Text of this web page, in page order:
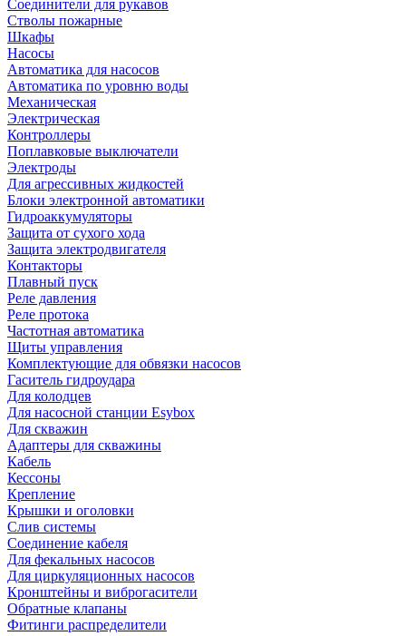
Соединители для рукавов
Стволы пожарные
Шкафы
Насосы
Автоматика для насосов
Автоматика по уровню воды
Механическая
Электрическая
Контроллеры
Поплавковые выключатели
Электроды
Для агрессивных жидкостей
Блоки электронной автоматики
Гидроаккумуляторы
Защита от сухого хода
Защита электродвигателя
Контакторы
Плавный пуск
Реле давления
Реле протока
Частотная автоматика
Щиты управления
Комплектующие для обвязки насосов
Гаситель гидроудара
Для колодцев
Для насосной станции Esybox
Для скважин
Адаптеры для скважины
Кабель
Кессоны
Крепление
Крышки и оголовки
Слив системы
Соединение кабеля
Для фекальных насосов
Для циркуляционных насосов
Кронштейны и виброгасители
Обратные клапаны
Фитинги распределители